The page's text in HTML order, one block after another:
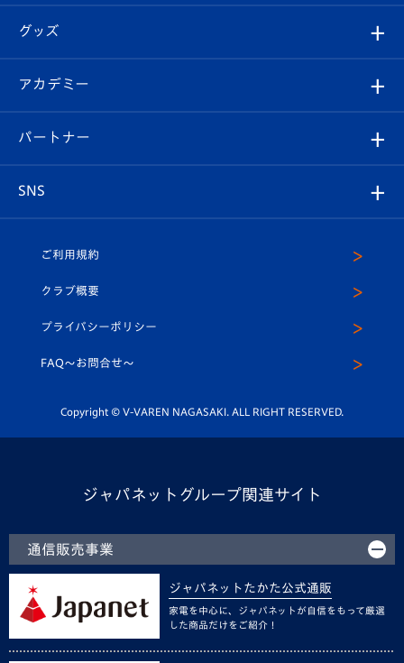
チケット
イベント
メディア
ホームタウン
スタッフプロフィール
マスコット紹介
平和祈念活動
ホームタウン活動
はじめての観戦ガイド
Revive Team
ヴィヴィくんの長崎おもてなしガイド
フォトギャラリー
スタジアムグルメ
チケット
V-LOVERS（ファンクラブ）
プレイヤーズスイート
グッズ
オンラインショップ
店舗情報
アカデミー
育成からのお知らせ
U-18
スクール
パートナー
SNS
ヴィヴィくんインスタグラム
公式LINE＠
ご利用規約
クラブ概要
プライバシーポリシー
FAQ〜お問合せ〜
Copyright © V-VAREN NAGASAKI. ALL RIGHT RESERVED.
ジャパネットグループ関連サイト
通信販売事業
ジャパネットたかた公式通販
家電を中心に、ジャパネットが自信をもって厳選
した商品だけをご紹介！